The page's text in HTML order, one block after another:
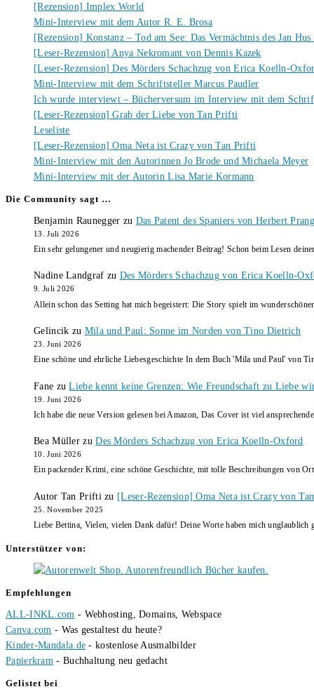
[Rezension] Implex World
Mini-Interview mit dem Autor R. E. Brosa
[Rezension] Konstanz – Tod am See: Das Vermächtnis des Jan
[Leser-Rezension] Anya Nekromant von Dennis Kazek
[Leser-Rezension] Des Mörders Schachzug von Erica Koelln-
Mini-Interview mit dem Schriftsteller Marcus Paudler
Ich wurde interviewt – Bücherversum im Interview mit dem
[Leser-Rezension] Grab der Liebe von Tan Prifti
Leseliste
[Leser-Rezension] Oma Neta ist Crazy von Tan Prifti
Mini-Interview mit den Autorinnen Jo Brode und Michaela Meyer
Mini-Interview mit der Autorin Lisa Marie Kormann
Die Community sagt …
Benjamin Raunegger zu Das Patent des Spaniers von Herbert
13. Juli 2026
Ein sehr gelungener und neugierig machender Beitrag! Schon beim Lesen
Nadine Landgraf zu Des Mörders Schachzug von Erica Koelln-
9. Juli 2026
Allein schon das Setting hat mich begeistert: Die Story spielt im
Gelincik zu Mila und Paul: Sonne im Norden von Tino Dietrich
23. Juni 2026
Eine schöne und ehrliche Liebesgeschichte In dem Buch 'Mila und Paul' von
Fane zuLiebe kennt keine Grenzen: Wie Freundschaft zu Liebe
19. Juni 2026
Ich habe die neue Version gelesen bei Amazon, Das Cover ist viel
Bea Müller zuDes Mörders Schachzug von Erica Koelln-Oxford
10. Juni 2026
Ein packender Krimi, eine schöne Geschichte, mit tolle Beschreibungen von
Autor Tan Prifti zu [Leser-Rezension] Oma Neta ist Crazy von
25. November 2025
Liebe Bettina, Vielen, vielen Dank dafür! Deine Worte haben mich unglaublich
Unterstützer von:
Empfehlungen
ALL-INKL.com - Webhosting, Domains, Webspace
Canva.com - Was gestaltest du heute?
Kinder-Mandala.de - kostenlose Ausmalbilder
Papierkram - Buchhaltung neu gedacht
Gelistet bei